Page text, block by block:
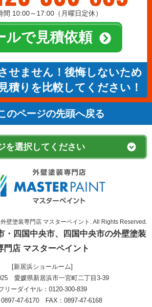
間 10:00～17:00（月曜日定休）
ルで見積依頼
せません！後悔しないため
積りを比較してください！
のページの先頭へ戻る
壁塗装専門店 マスターペイント. All Rights Reserved.
・四国中央市、四国中央市の外壁塗装
門店 マスターペイント
[新居浜ショールーム]
愛媛県新居浜市一宮町二丁目3-39
リーダイヤル：0120-300-839
47-6170 FAX：0897-47-6168